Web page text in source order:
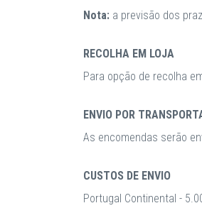
Nota: a previsão dos
RECOLHA EM LOJA
Para opção de recolha
ENVIO POR
As encomendas serão
CUSTOS DE ENVIO
Portugal Continental -